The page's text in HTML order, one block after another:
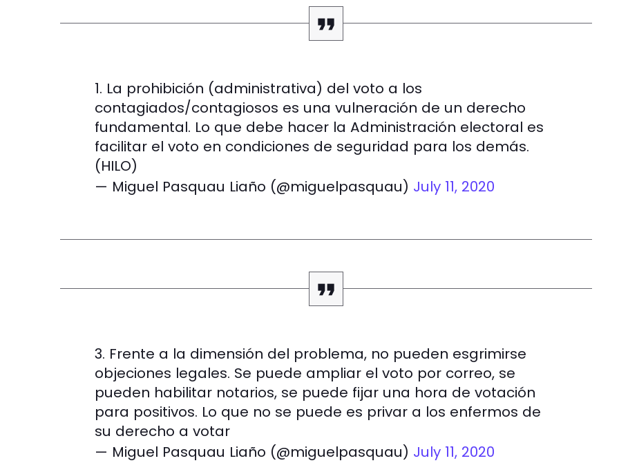
1. La prohibición (administrativa) del voto a los
contagiados/contagiosos es una vulneración de un derecho
fundamental. Lo que debe hacer la Administración electoral es
facilitar el voto en condiciones de seguridad para los demás.
(HILO)
— Miguel Pasquau Liaño (@miguelpasquau) July 11, 2020
3. Frente a la dimensión del problema, no pueden esgrimirse
objeciones legales. Se puede ampliar el voto por correo, se
pueden habilitar notarios, se puede fijar una hora de votación
para positivos. Lo que no se puede es privar a los enfermos de
su derecho a votar
— Miguel Pasquau Liaño (@miguelpasquau) July 11, 2020